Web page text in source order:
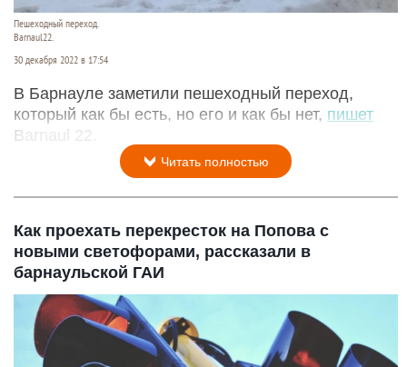
Пешеходный переход.
Barnaul22.
30 декабря 2022 в 17:54
В Барнауле заметили пешеходный переход,
который как бы есть, но его и как бы нет, пишет
Barnaul 22.
Читать полностью
Как проехать перекресток на Попова с
новыми светофорами, рассказали в
барнаульской ГАИ